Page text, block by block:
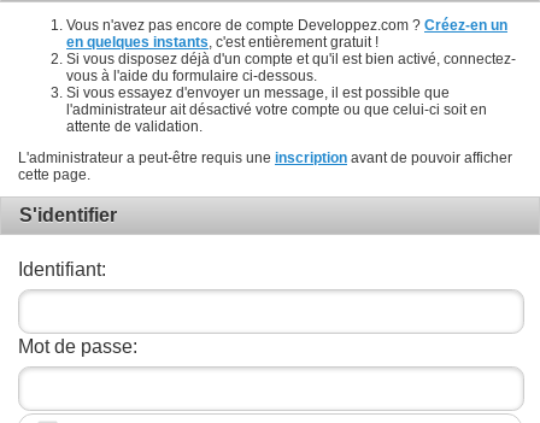
Vous n'avez pas encore de compte Developpez.com ? Créez-en un
en quelques instants , c'est entièrement gratuit !
Si vous disposez déjà d'un compte et qu'il est bien activé, connectez-
vous à l'aide du formulaire ci-dessous.
Si vous essayez d'envoyer un message, il est possible que
l'administrateur ait désactivé votre compte ou que celui-ci soit en
attente de validation.
L'administrateur a peut-être requis une inscription avant de pouvoir afficher
cette page.
S'identifier
Identifiant:
Mot de passe: